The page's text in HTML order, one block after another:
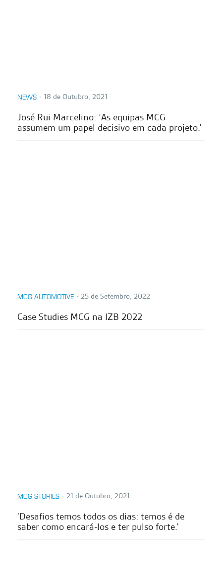
NEWS ∙ 18 de Outubro, 2021
José Rui Marcelino: ‘As equipas MCG
assumem um papel decisivo em cada projeto.'
MCG AUTOMOTIVE ∙ 25 de Setembro, 2022
Case Studies MCG na IZB 2022
MCG STORIES ∙ 21 de Outubro, 2021
'Desafios temos todos os dias: temos é de
saber como encará-los e ter pulso forte.'